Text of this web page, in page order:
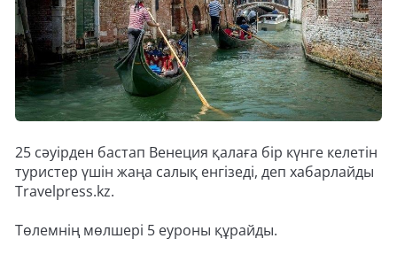
25 сәуірден бастап Венеция қалаға бір күнге келетін
туристер үшін жаңа салық енгізеді, деп хабарлайды
Travelpress.kz.
Төлемнің мөлшері 5 еуроны құрайды.